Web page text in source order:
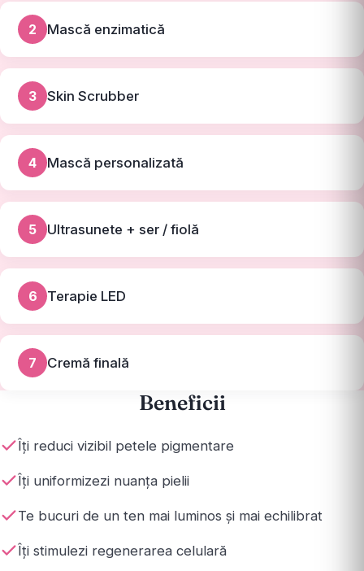
2 Mască enzimatică
3 Skin Scrubber
4 Mască personalizată
5 Ultrasunete + ser / fiolă
6 Terapie LED
7 Cremă finală
Beneficii
Îți reduci vizibil petele pigmentare
Îți uniformizezi nuanța pielii
Te bucuri de un ten mai luminos și mai echilibrat
Îți stimulezi regenerarea celulară